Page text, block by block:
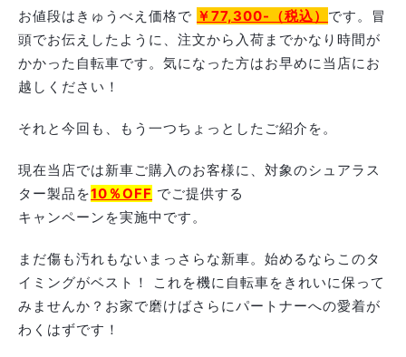
お値段はきゅうべえ価格で ￥77,300-（税込） です。冒
頭でお伝えしたように、注文から入荷までかなり時間が
かかった自転車です。気になった方はお早めに当店にお
越しください！
それと今回も、もう一つちょっとしたご紹介を。
現在当店では新車ご購入のお客様に、対象のシュアラス
ター製品を10％OFF でご提供する
キャンペーンを実施中です。
まだ傷も汚れもないまっさらな新車。始めるならこのタ
イミングがベスト！ これを機に自転車をきれいに保って
みませんか？お家で磨けばさらにパートナーへの愛着が
わくはずです！